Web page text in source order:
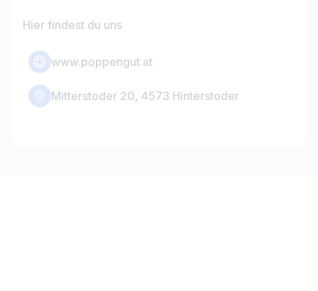
Hier findest du uns
www.poppengut.at
Mitterstoder 20, 4573 Hinterstoder